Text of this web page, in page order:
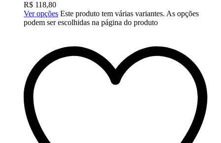
R$ 118,80
Ver opções Este produto tem várias variantes. As opções
podem ser escolhidas na página do produto